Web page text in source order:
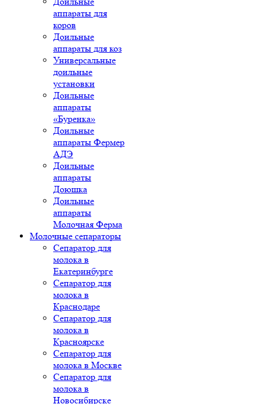
аппараты для
коров
Доильные
аппараты для коз
Универсальные
доильные
установки
Доильные
аппараты
«Буренка»
Доильные
аппараты Фермер
АДЭ
Доильные
аппараты
Доюшка
Доильные
аппараты
Молочная Ферма
Молочные сепараторы
Сепаратор для
молока в
Екатеринбурге
Сепаратор для
молока в
Краснодаре
Сепаратор для
молока в
Красноярске
Сепаратор для
молока в Москве
Сепаратор для
молока в
Новосибирске